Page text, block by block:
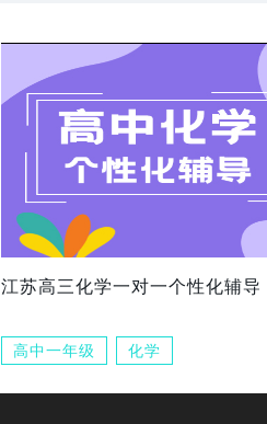
江苏高三化学一对一个性化辅导
高中一年级 化学